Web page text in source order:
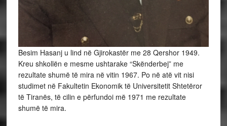
Besim Hasanj u lind në Gjirokastër me 28 Qershor 1949.
Kreu shkollën e mesme ushtarake “Skënderbej” me
rezultate shumë të mira në vitin 1967. Po në atë vit nisi
studimet në Fakultetin Ekonomik të Universitetit Shtetëror
të Tiranës, të cilin e përfundoi më 1971 me rezultate
shumë të mira.